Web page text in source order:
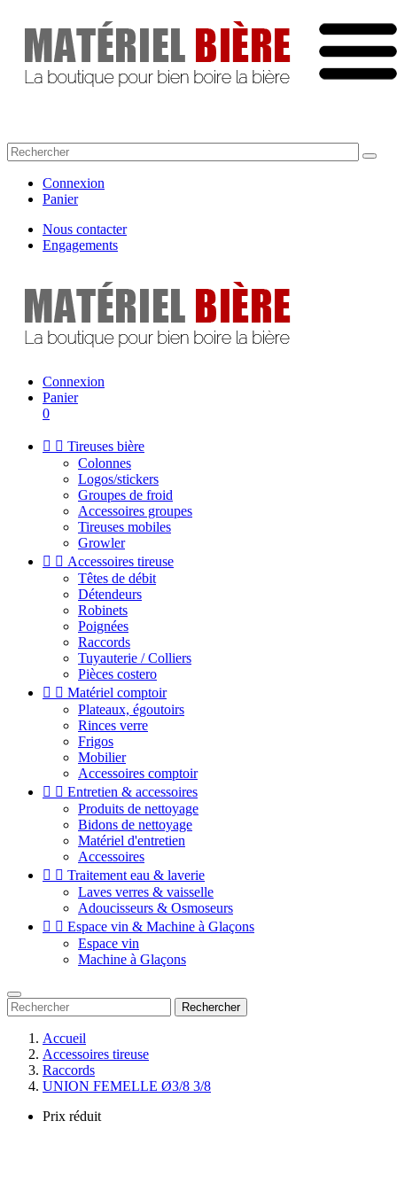
Connexion
Panier
Nous contacter
Engagements
Connexion
Panier
0
  Tireuses bière
Colonnes
Logos/stickers
Groupes de froid
Accessoires groupes
Tireuses mobiles
Growler
  Accessoires tireuse
Têtes de débit
Détendeurs
Robinets
Poignées
Raccords
Tuyauterie / Colliers
Pièces costero
  Matériel comptoir
Plateaux, égoutoirs
Rinces verre
Frigos
Mobilier
Accessoires comptoir
  Entretien & accessoires
Produits de nettoyage
Bidons de nettoyage
Matériel d'entretien
Accessoires
  Traitement eau & laverie
Laves verres & vaisselle
Adoucisseurs & Osmoseurs
  Espace vin & Machine à Glaçons
Espace vin
Machine à Glaçons
Rechercher
Accueil
Accessoires tireuse
Raccords
UNION FEMELLE Ø3/8 3/8
Prix réduit